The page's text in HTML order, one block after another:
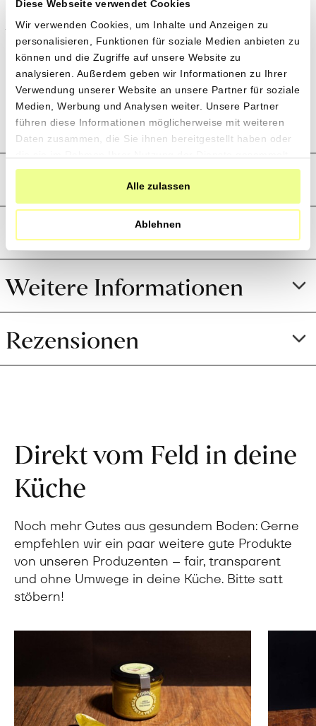
Diese Webseite verwendet Cookies
Wir verwenden Cookies, um Inhalte und Anzeigen zu
personalisieren, Funktionen für soziale Medien anbieten zu
können und die Zugriffe auf unsere Website zu
analysieren. Außerdem geben wir Informationen zu Ihrer
Verwendung unserer Website an unsere Partner für soziale
Medien, Werbung und Analysen weiter. Unsere Partner
führen diese Informationen möglicherweise mit weiteren
Daten zusammen, die Sie ihnen bereitgestellt haben oder
haben.
Alle zulassen
Ablehnen
Anwendung
Dieser Sugo all’arrabbiata bringt Würze in jedes
Gericht: Klassischerweise mit Pasta genossen,
überzeugt er auch auf der Pizza oder mit
Couscous.
Produktion und Anbau
Preistransparenz
Weitere Informationen
Rezensionen
Direkt vom Feld in deine
Küche
Noch mehr Gutes aus gesundem Boden: Gerne
empfehlen wir ein paar weitere gute Produkte
von unseren Produzenten – fair, transparent
und ohne Umwege in deine Küche. Bitte satt
stöbern!
Verpasse keine
Sammelbestellung!
Willst du benachrichtigt werden, wenn
wir eine Sammelbestellung machen
und mehr erfahren über die
Produzent*innen und ihre einzigartigen
Produkte?
Jetzt Newsletter abonnieren